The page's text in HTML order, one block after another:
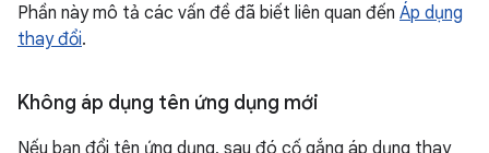
Phần này mô tả các vấn đề đã biết liên quan đến Áp dụng
thay đổi.
Không áp dụng tên ứng dụng mới
Nếu bạn đổi tên ứng dụng, sau đó cố gắng áp dụng thay